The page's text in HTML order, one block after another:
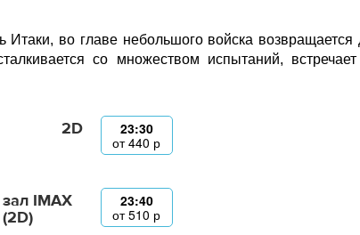
во главе небольшого войска
со множеством испытаний,
2D
23:30
от440 р
зал IMAX
(2D)
23:40
от510 р